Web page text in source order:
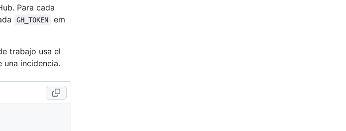
Para cada
GH_TOKEN
em
trabajo usa el
una incidencia.